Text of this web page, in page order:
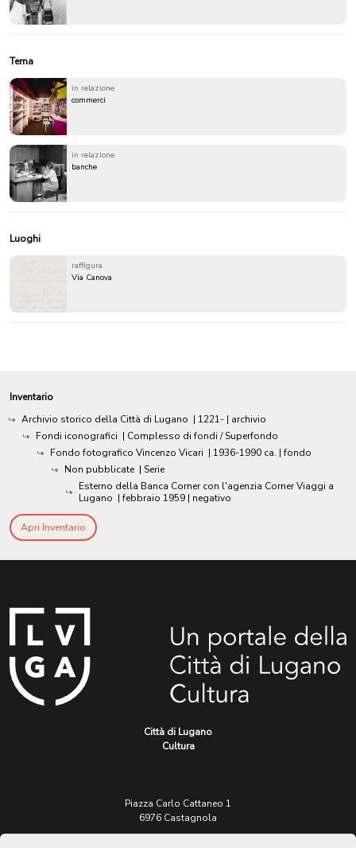
Tema
in relazione
commerci
in relazione
banche
Luoghi
raffigura
Via Canova
Inventario
Archivio storico della Città di Lugano | 1221- | archivio
Fondi iconografici | Complesso di fondi / Superfondo
Fondo fotografico Vincenzo Vicari | 1936-1990 ca. | fondo
Non pubblicate | Serie
Esterno della Banca Corner con l'agenzia Corner Viaggi a
Lugano |febbraio 1959 | negativo
Apri Inventario
Città di Lugano
Cultura
Piazza Carlo Cattaneo 1
6976 Castagnola